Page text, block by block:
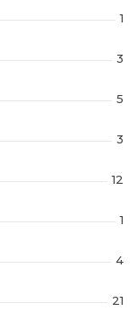
1
3
5
3
12
1
4
21